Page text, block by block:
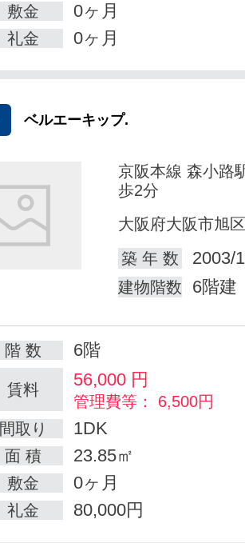
敷金 0ヶ月
礼金 0ヶ月
ベルエーキップ.
京阪本線 森小路
歩2分
大阪府大阪市旭
築 年 数
2003/
建物階数 6階建
階 数 6階
賃料 56,000 円
管理費等： 6,500円
間取り
1DK
面 積 23.85㎡
敷金 0ヶ月
礼金 80,000円